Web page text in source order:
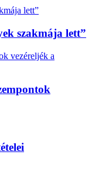
szakmája lett”